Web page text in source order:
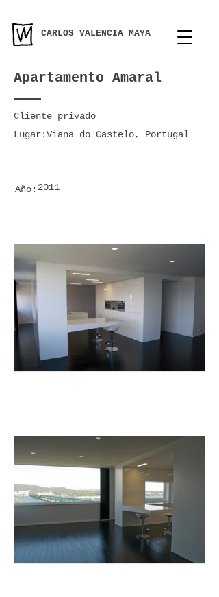
CARLOS VALENCIA MAYA
Apartamento Amaral
Cliente privado
Lugar:Viana do Castelo, Portugal
Año: 2011